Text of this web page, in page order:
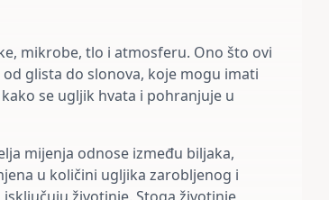
mikrobe, tlo i atmosferu. Ono što ovi
glista do slonova, koje mogu imati
se ugljik hvata i pohranjuje u
mijenja odnose između biljaka,
u količini ugljika zarobljenog i